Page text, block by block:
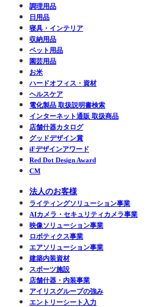
調理用品
日用品
寝具・インテリア
収納用品
ペット用品
園芸用品
お米
ハードオフィス・資材
ヘルスケア
電化製品 取扱説明書検索
インターネット通販 取扱商品
店舗什器カタログ
グッドデザイン賞
iFデザインアワード
Red Dot Design Award
CM
法人のお客様
ライティングソリューション事業
AIカメラ・セキュリティカメラ事業
映像ソリューション事業
ロボティクス事業
エアソリューション事業
建築内装資材
スポーツ施設
店舗什器・内装事業
アイリスグループの強み
エントリーシート入力